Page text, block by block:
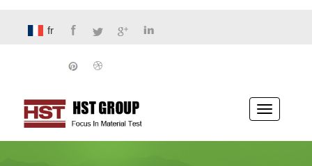
fr
Basculer
la